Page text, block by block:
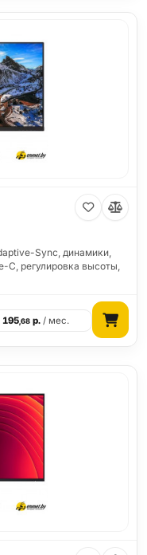
Sync, динамики,
C, регулировка высоты,
195,68 р. / мес.